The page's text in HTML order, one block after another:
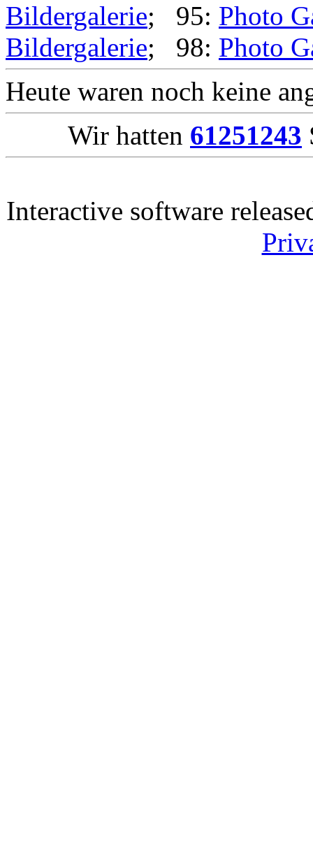
Bildergalerie; 95: Photo
Bildergalerie; 98: Photo
Heute waren noch keine
Wir hatten 61251243
Interactive software